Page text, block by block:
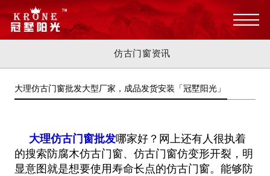
仿古门窗资讯
大理仿古门窗批发大型厂家，成品发货安装「冠墅阳光」
大理仿古门窗批发哪家好？网上还有人很执着
的搜索防腐木仿古门窗、仿古门窗仿变形开裂，明
显意图就是想要使用寿命长点的仿古门窗。能够防